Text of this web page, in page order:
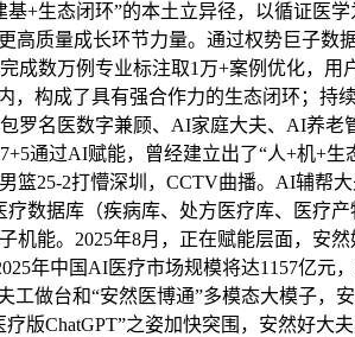
+生态闭环”的本土立异径，以循证医
高质量成长环节力量。通过权势巨子
成数万例专业标注取1万+案例优化，
，构成了具有强合作力的生态闭环；
罗名医数字兼顾、AI家庭大夫、AI养
通过AI赋能，曾经建立出了“人+机+
篮25-2打懵深圳，CCTV曲播。AI辅帮
数据库（疾病库、处方医疗库、医疗
机能。2025年8月，正在赋能层面，安
年中国AI医疗市场规模将达1157亿
工做台和“安然医博通”多模态大模子
版ChatGPT”之姿加快突围，安然好